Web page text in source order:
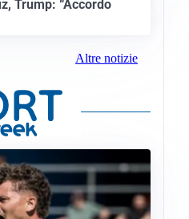
Trump: “Accordo
Altre notizie